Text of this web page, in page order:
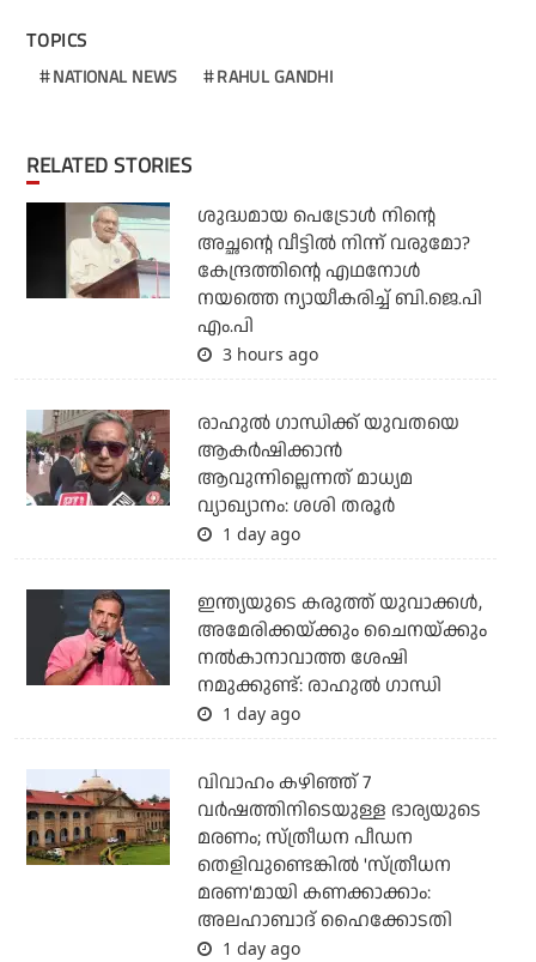
TOPICS
NATIONAL NEWS RAHUL GANDHI
RELATED STORIES
ശുദ്ധമായ പെട്രോള്‍ നിന്റെ
അച്ഛന്റെ വീട്ടില്‍ നിന്ന് വരുമോ?
കേന്ദ്രത്തിന്റെ എഥനോള്‍
നയത്തെ ന്യായീകരിച്ച് ബി.ജെ.പി
എം.പി
3 hours ago
രാഹുല്‍ ഗാന്ധിക്ക് യുവതയെ
ആകര്‍ഷിക്കാന്‍
ആവുന്നില്ലെന്നത് മാധ്യമ
വ്യാഖ്യാനം: ശശി തരൂര്‍
1 day ago
ഇന്ത്യയുടെ കരുത്ത് യുവാക്കള്‍,
അമേരിക്കയ്ക്കും ചൈനയ്ക്കും
നല്‍കാനാവാത്ത ശേഷി
നമുക്കുണ്ട്: രാഹുല്‍ ഗാന്ധി
1 day ago
വിവാഹം കഴിഞ്ഞ് 7
വര്‍ഷത്തിനിടെയുള്ള ഭാര്യയുടെ
മരണം; സ്ത്രീധന പീഡന
തെളിവുണ്ടെങ്കില്‍ 'സ്ത്രീധന
മരണ'മായി കണക്കാക്കാം:
അലഹാബാദ് ഹൈക്കോടതി
1 day ago